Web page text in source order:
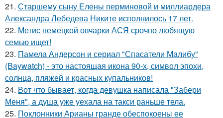
21. Старшему сыну Елены перминовой и миллиардера
Александра Лебедева Никите исполнилось 17 лет.
22. Метис немецкой овчарки АСЯ срочно любящую
семью ищет!
23. Памела Андерсон и сериал "Спасатели Малибу"
(Baywatch) - это настоящая икона 90-х, символ эпохи,
солнца, пляжей и красных купальников!
24. Вот что бывает, когда девушка написала "Забери
Меня", а душа уже уехала на такси раньше тела.
25. Поклонники Арианы гранде обеспокоены ее